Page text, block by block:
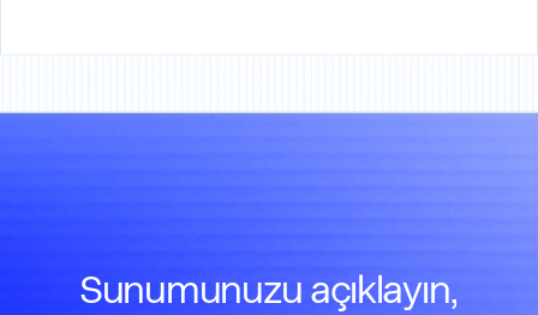
Sunumunuzu açıklayın,